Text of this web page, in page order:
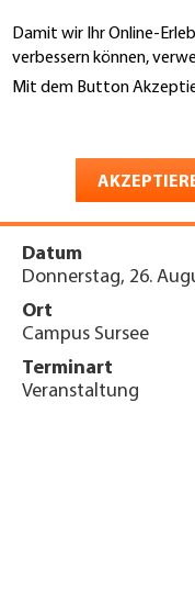
Damit wir Ihr Online-
verbessern können,
Mit dem Button
zum
Inhalt
&
Datum
Donnerstag, 26.
Ort
Campus Sursee
Terminart
Veranstaltung